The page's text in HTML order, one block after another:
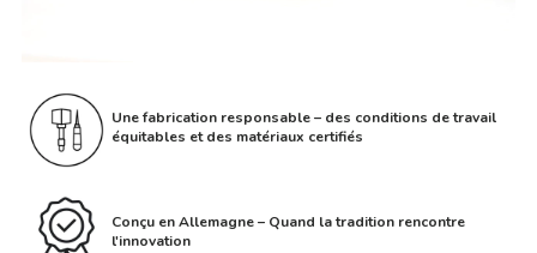
Une fabrication responsable – des conditions de travail
équitables et des matériaux certifiés
Conçu en Allemagne – Quand la tradition rencontre
l'innovation